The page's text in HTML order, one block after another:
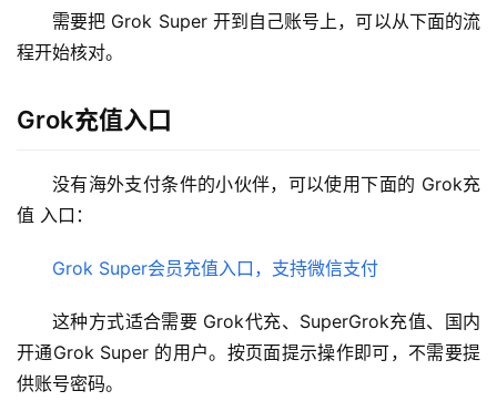
需要把 Grok Super 开到自己账号上，可以从下面的流
程开始核对。
Grok充值入口
没有海外支付条件的小伙伴，可以使用下面的 Grok充
值 入口：
Grok Super会员充值入口，支持微信支付
这种方式适合需要 Grok代充、SuperGrok充值、国内
开通Grok Super 的用户。按页面提示操作即可，不需要提
供账号密码。